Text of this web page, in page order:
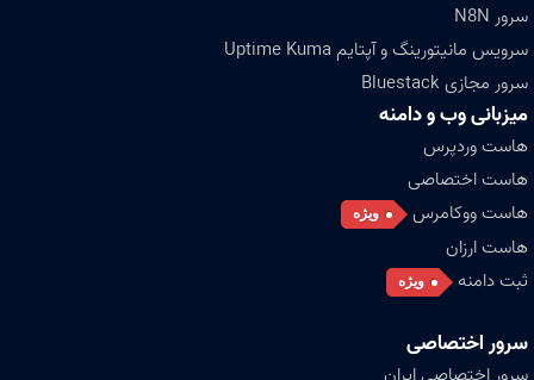
سرور N8N
سرویس مانیتورینگ و آپتایم Uptime Kuma
سرور مجازی Bluestack
میزبانی وب و دامنه
هاست وردپرس
هاست اختصاصی
هاست ووکامرس
ویژه
هاست ارزان
ثبت دامنه
ویژه
سرور اختصاصی